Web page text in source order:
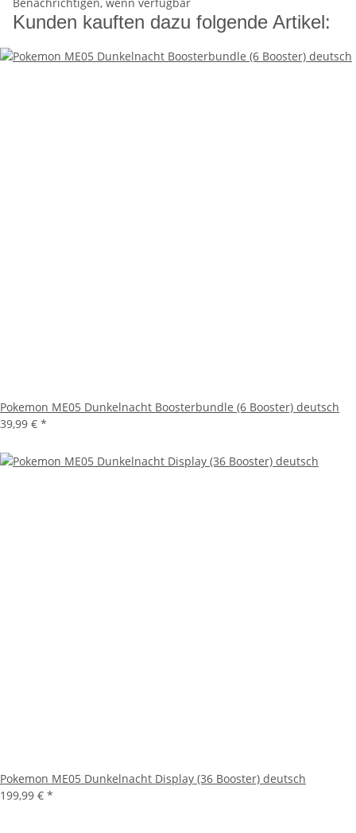
Kunden kauften dazu folgende Artikel:
Pokemon ME05 Dunkelnacht Boosterbundle (6 Booster) deutsch
39,99 € *
Pokemon ME05 Dunkelnacht Display (36 Booster) deutsch
199,99 € *